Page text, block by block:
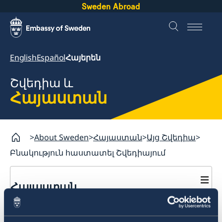
Sweden Abroad
EnglishEspañolՀայերեն
Շվեդիա և
Հայաստան
About Sweden Հայաստան Այց Շվեդիա
Բնակություն հաստատել Շվեդիայում
Հայաստան
Այց Շվեդիա
Այց Շվեդիա
Բնակություն